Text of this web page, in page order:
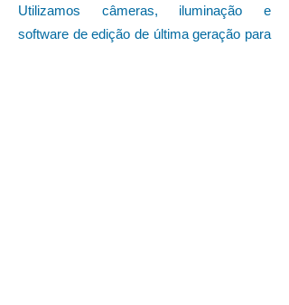
Utilizamos câmeras, iluminação e
software de edição de última geração para